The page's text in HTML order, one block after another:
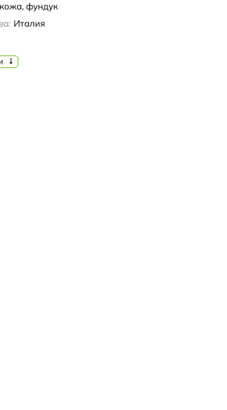
фундук
Италия